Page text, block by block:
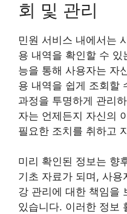
회 및 관리
민원 서비스 내에서는
용 내역을 확인할 수 있
능을 통해 사용자는 자
용 내역을 쉽게 조회할
과정을 투명하게 관리
자는 언제든지 자신의
필요한 조치를 취하고
미리 확인된 정보는 향
기초 자료가 되며, 사용
강 관리에 대한 책임을
있습니다. 이러한 정보